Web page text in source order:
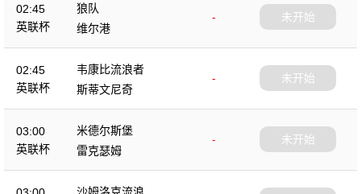
02:45
英联杯
狼队
-
维尔港
未开始
02:45
英联杯
韦康比流浪者
-
斯蒂文尼奇
未开始
03:00
英联杯
米德尔斯堡
-
雷克瑟姆
未开始
沙姆洛克流浪